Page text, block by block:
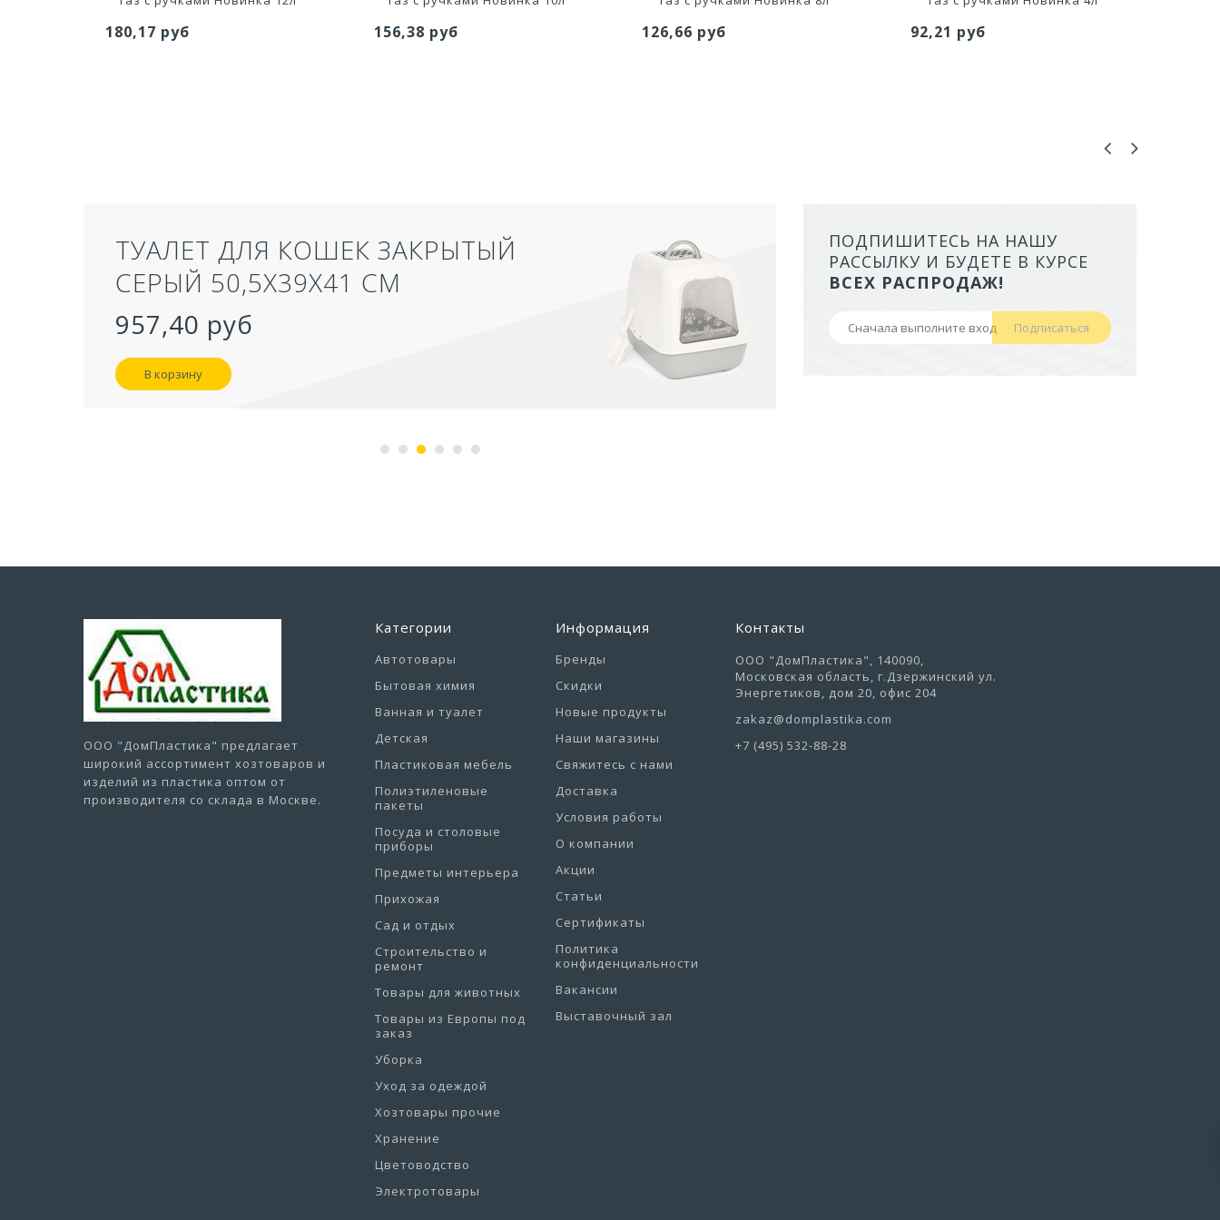
180,17 руб 156,38 руб 126,66 руб 92,21 руб
ТУАЛЕТ ДЛЯ КОШЕК ЗАКРЫТЫЙ
СЕРЫЙ 50,5Х39Х41 СМ
957,40 руб
В корзину
ЛОТОК ALTA ДЛЯ КОШЕК
БОРТАМИ И СЕТКОЙ НА
НОЖКАХ)
ПОДПИШИТЕСЬ НА НАШУ
РАССЫЛКУ И БУДЕТЕ В КУРСЕ
ВСЕХ РАСПРОДАЖ!
Подписаться
ООО "ДомПластика" предлагает
широкий ассортимент хозтоваров и
изделий из пластика оптом от
производителя со склада в Москве.
Категории
Автотовары
Бытовая химия
Ванная и туалет
Детская
Пластиковая мебель
Полиэтиленовые
пакеты
Посуда и столовые
приборы
Предметы интерьера
Прихожая
Сад и отдых
Строительство и
ремонт
Товары для животных
Товары из Европы под
заказ
Уборка
Уход за одеждой
Хозтовары прочие
Хранение
Цветоводство
Электротовары
Информация
Бренды
Скидки
Новые продукты
Наши магазины
Свяжитесь с нами
Доставка
Условия работы
О компании
Акции
Статьи
Сертификаты
Политика
конфиденциальности
Вакансии
Выставочный зал
Контакты
ООО "ДомПластика", 140090,
Московская область, г.Дзержинский ул.
Энергетиков, дом 20, офис 204
zakaz@domplastika.com
+7 (495) 532-88-28